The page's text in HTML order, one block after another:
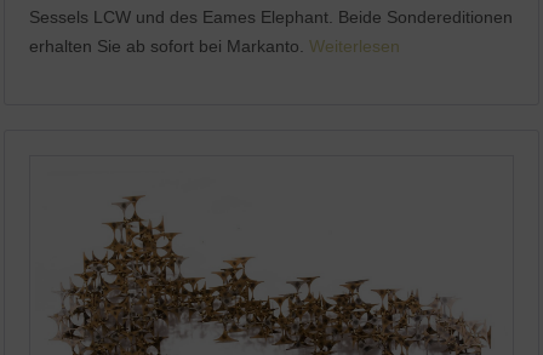
Sessels LCW und des Eames Elephant. Beide Sondereditionen
erhalten Sie ab sofort bei Markanto.Weiterlesen